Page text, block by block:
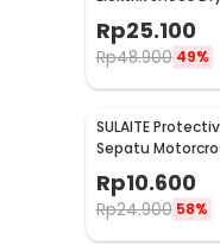
Rp25.100
Rp48.900 49%
SULAITE
Sepatu
Pad 1 PCS - GT-
Rp10.600
Rp24.900 58%